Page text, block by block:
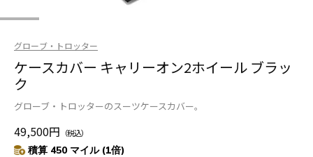
グローブ・トロッター
ケースカバー キャリーオン2ホイール ブラッ
ク
グローブ・トロッターのスーツケースカバー。
49,500円 （税込）
積算 450 マイル (1倍)